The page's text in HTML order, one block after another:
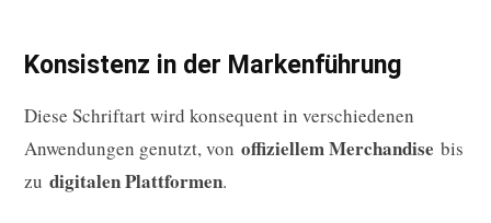
Konsistenz in der Markenführung
Diese Schriftart wird konsequent in verschiedenen
Anwendungen genutzt, von offiziellem Merchandise bis
zu digitalen Plattformen.